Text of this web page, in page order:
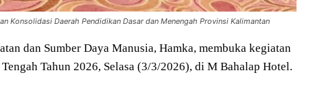
Konsolidasi Daerah Pendidikan Dasar dan Menengah Provinsi Kalimantan
dan Sumber Daya Manusia, Hamka, membuka kegiatan
Tahun 2026, Selasa (3/3/2026), di M Bahalap Hotel.